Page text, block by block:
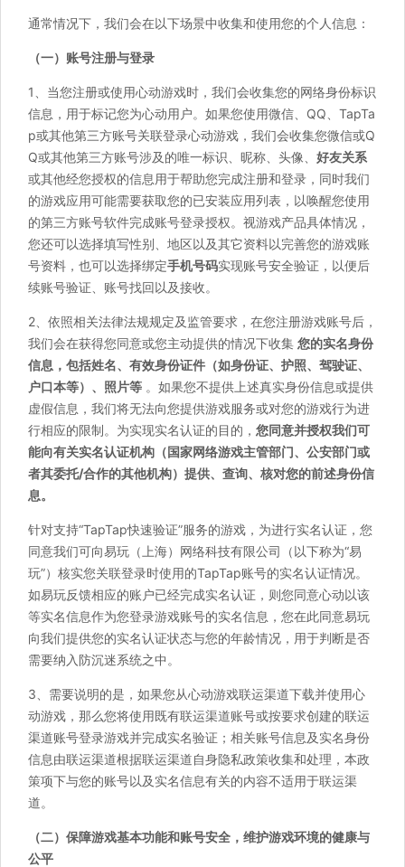
通常情况下，我们会在以下场景中收集和使用您的个人信息：
（一）账号注册与登录
1、当您注册或使用心动游戏时，我们会收集您的网络身份标识
信息，用于标记您为心动用户。如果您使用微信、QQ、TapTa
p或其他第三方账号关联登录心动游戏，我们会收集您微信或Q
Q或其他第三方账号涉及的唯一标识、昵称、头像、 好友关系
或其他经您授权的信息用于帮助您完成注册和登录，同时我们
的游戏应用可能需要获取您的已安装应用列表，以唤醒您使用
的第三方账号软件完成账号登录授权。视游戏产品具体情况，
您还可以选择填写性别、地区以及其它资料以完善您的游戏账
号资料，也可以选择绑定手机号码实现账号安全验证，以便后
续账号验证、账号找回以及接收。
2、依照相关法律法规规定及监管要求，在您注册游戏账号后，
我们会在获得您同意或您主动提供的情况下收集 您的实名身份
信息，包括姓名、有效身份证件（如身份证、护照、驾驶证、
户口本等）、照片等 。如果您不提供上述真实身份信息或提供
虚假信息，我们将无法向您提供游戏服务或对您的游戏行为进
行相应的限制。为实现实名认证的目的， 您同意并授权我们可
能向有关实名认证机构（国家网络游戏主管部门、公安部门或
者其委托/合作的其他机构）提供、查询、核对您的前述身份信
息。
针对支持“TapTap快速验证”服务的游戏，为进行实名认证，您
同意我们可向易玩（上海）网络科技有限公司（以下称为“易
玩”）核实您关联登录时使用的TapTap账号的实名认证情况。
如易玩反馈相应的账户已经完成实名认证，则您同意心动以该
等实名信息作为您登录游戏账号的实名信息，您在此同意易玩
向我们提供您的实名认证状态与您的年龄情况，用于判断是否
需要纳入防沉迷系统之中。
3、需要说明的是，如果您从心动游戏联运渠道下载并使用心
动游戏，那么您将使用既有联运渠道账号或按要求创建的联运
渠道账号登录游戏并完成实名验证；相关账号信息及实名身份
信息由联运渠道根据联运渠道自身隐私政策收集和处理，本政
策项下与您的账号以及实名信息有关的内容不适用于联运渠
道。
（二）保障游戏基本功能和账号安全，维护游戏环境的健康与
公平